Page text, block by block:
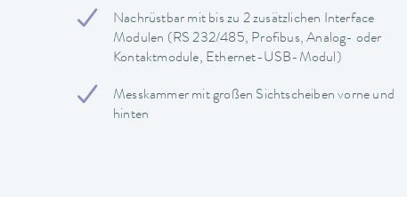
Nachrüstbar mit bis zu 2 zusätzlichen Interface
Modulen (RS 232/485, Profibus, Analog- oder
Kontaktmodule, Ethernet-USB-Modul)
Messkammer mit großen Sichtscheiben vorne und
hinten